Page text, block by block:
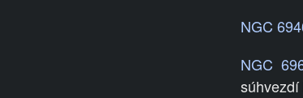
NGC
NGC
súhvezdí